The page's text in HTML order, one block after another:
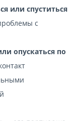
или спуститься
с
опускаться по